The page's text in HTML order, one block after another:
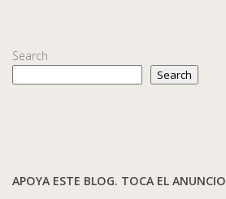
Search
Search
APOYA ESTE BLOG. TOCA EL ANUNCIO